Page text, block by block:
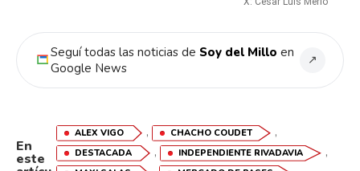
Seguí todas las noticias de Soy del Millo en
Google News
↗
En
este
ALEX VIGO , CHACHO COUDET ,
DESTACADA , INDEPENDIENTE RIVADAVIA ,